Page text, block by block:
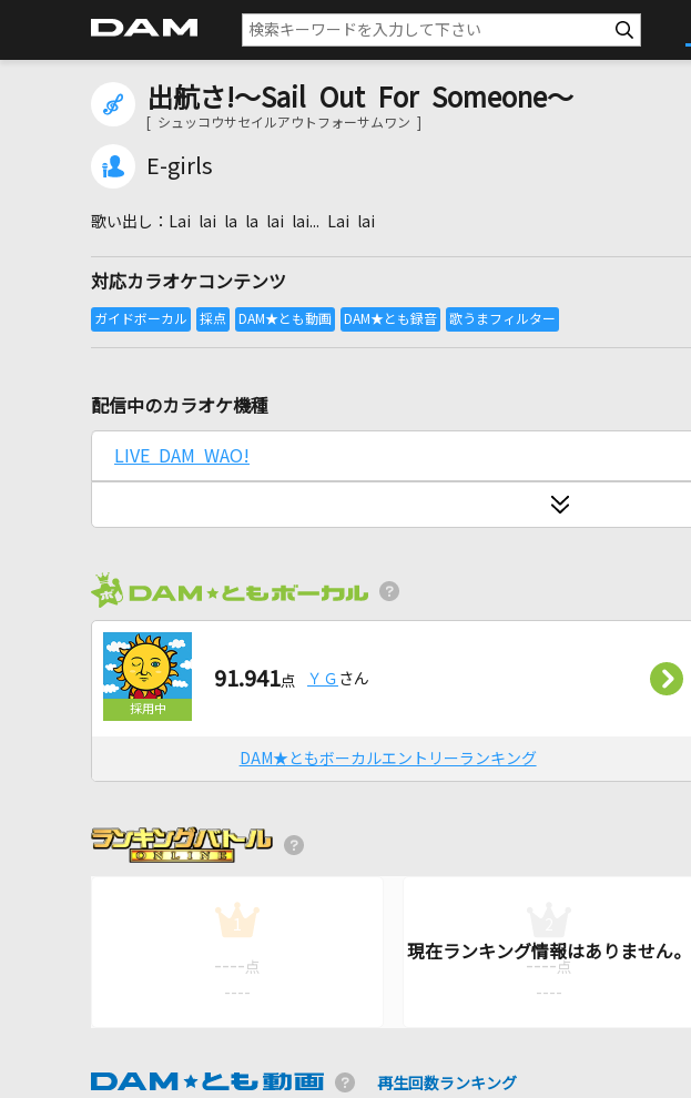
出航さ!～Sail Out For Someone～
[ シュッコウサセイルアウトフォーサムワン ]
E-girls
Lai lai la la lai lai... Lai lai
対応カラオケコンテンツ
配信中のカラオケ機種
LIVE DAM WAO!
91.941点 ＹＧ さん
DAM★ともボーカルエントリーランキング
1
---- 点
----
---- 点
----
再生回数ランキング